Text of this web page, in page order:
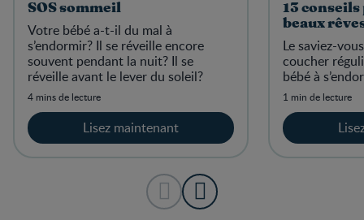
SOS sommeil
Votre bébé a-t-il du mal à
s’endormir? Il se réveille encore
souvent pendant la nuit? Il se
réveille avant le lever du soleil?
4 mins de lecture
Lisez maintenant
13
beaux
Le saviez-
coucher
bébé à
1 min de lecture